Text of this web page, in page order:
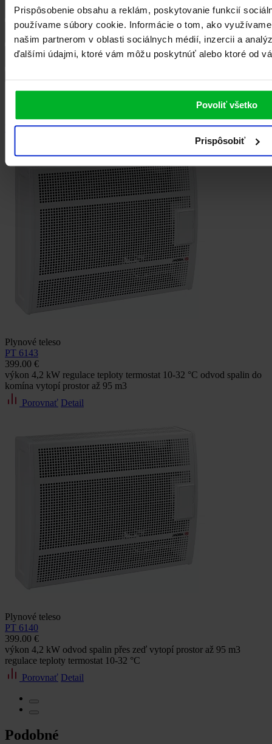
Prispôsobenie obsahu a reklám, poskytovanie funkcií
používame súbory cookie. Informácie o tom, ako
našim partnerom v oblasti sociálnych médií, inzercii a
ďalšími údajmi, ktoré vám môžu poskytnúť alebo ktoré od
Povoliť všetko
Prispôsobiť
Všetko príslušenstvo
Plynové teleso
PT 6143
399.00 €
výkon 4,2 kW regulace teploty termostat 10-32 °C odvod spalin do
komína vytopí prostor až 95 m3
Porovnať Detail
Plynové teleso
PT 6140
399.00 €
výkon 4,2 kW odvod spalin přes zeď vytopí prostor až 95 m3
regulace teploty termostat 10-32 °C
Porovnať Detail
Podobné